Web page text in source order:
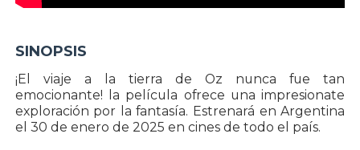
SINOPSIS
¡El viaje a la tierra de Oz nunca fue tan
emocionante! la película ofrece una impresionate
exploración por la fantasía. Estrenará en Argentina
el 30 de enero de 2025 en cines de todo el país.